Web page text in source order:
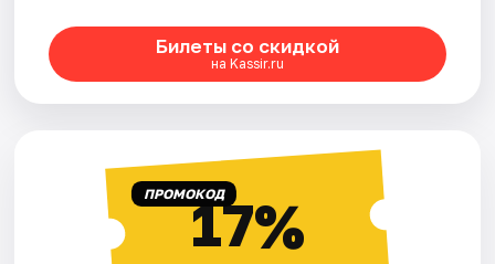
Рейтинги
Билеты со скидкой
на Kassir.ru
ПРОМОКОД17%